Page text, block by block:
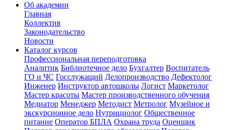
Об академии
Главная
Коллектив
Законодательство
Новости
Каталог курсов
Профессиональная переподготовка
Аналитик Библиотечное дело Бухгалтер Воспитатель
ГО и ЧС Госслужащий Делопроизводство Дефектолог
Инженер Инструктор автошколы Логист Маркетолог
Мастер красоты Мастер производственного обучения
Медиатор Менеджер Методист Метролог Музейное и
экскурсионное дело Нутрициолог Общественное
питание Оператор БПЛА Охрана труда Оценщик